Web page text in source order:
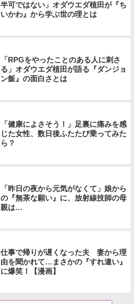
半可ではない」オダウエダ植田が『ち
いかわ』から学ぶ世の理とは
「RPGをやったことのある人に刺さ
る」オダウエダ植田が語る『ダンジョ
ン飯』の面白さとは
「健康によさそう！」足裏に痛みを感
じた女性、数日後ふたたび乗ってみた
ら？
「昨日の夜から元気がなくて」娘から
の『無茶な願い』に、放射線技師の母
親は…
仕事で帰りが遅くなった夫 妻から理
由を聞かれて…まさかの『すれ違い』
に爆笑！【漫画】